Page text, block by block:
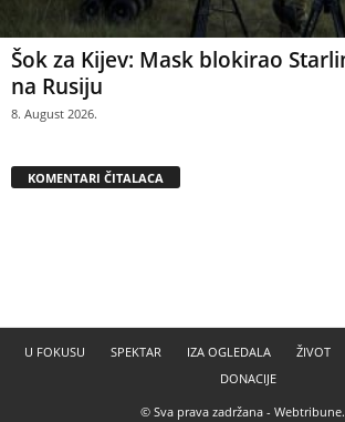
Šok za Kijev: Mask blokirao
na Rusiju
8. August 2026.
KOMENTARI ČITALACA
U FOKUSU SPEKTAR IZA OGLEDALA ŽIVOT
DONACIJE
© Sva prava zadržana -